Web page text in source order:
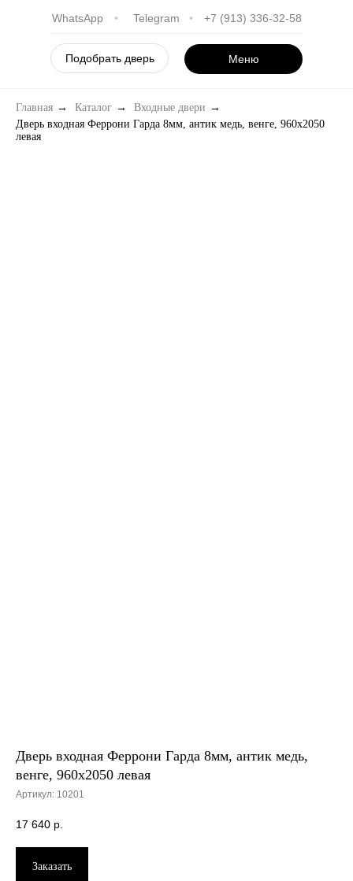
WhatsApp •
Telegram
• +7 (913) 336-32-58
Подобрать дверь Меню
Главная → Каталог → Входные двери →
Дверь входная Феррони Гарда 8мм, антик медь, венге, 960х2050
левая
Дверь входная Феррони Гарда 8мм, антик медь,
венге, 960х2050 левая
Артикул: 10201
17 640 р.
Заказать